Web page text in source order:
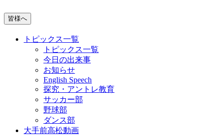
皆様へ
トピックス一覧
トピックス一覧
今日の出来事
お知らせ
English Speech
探究・アントレ教育
サッカー部
野球部
ダンス部
大手前高松動画